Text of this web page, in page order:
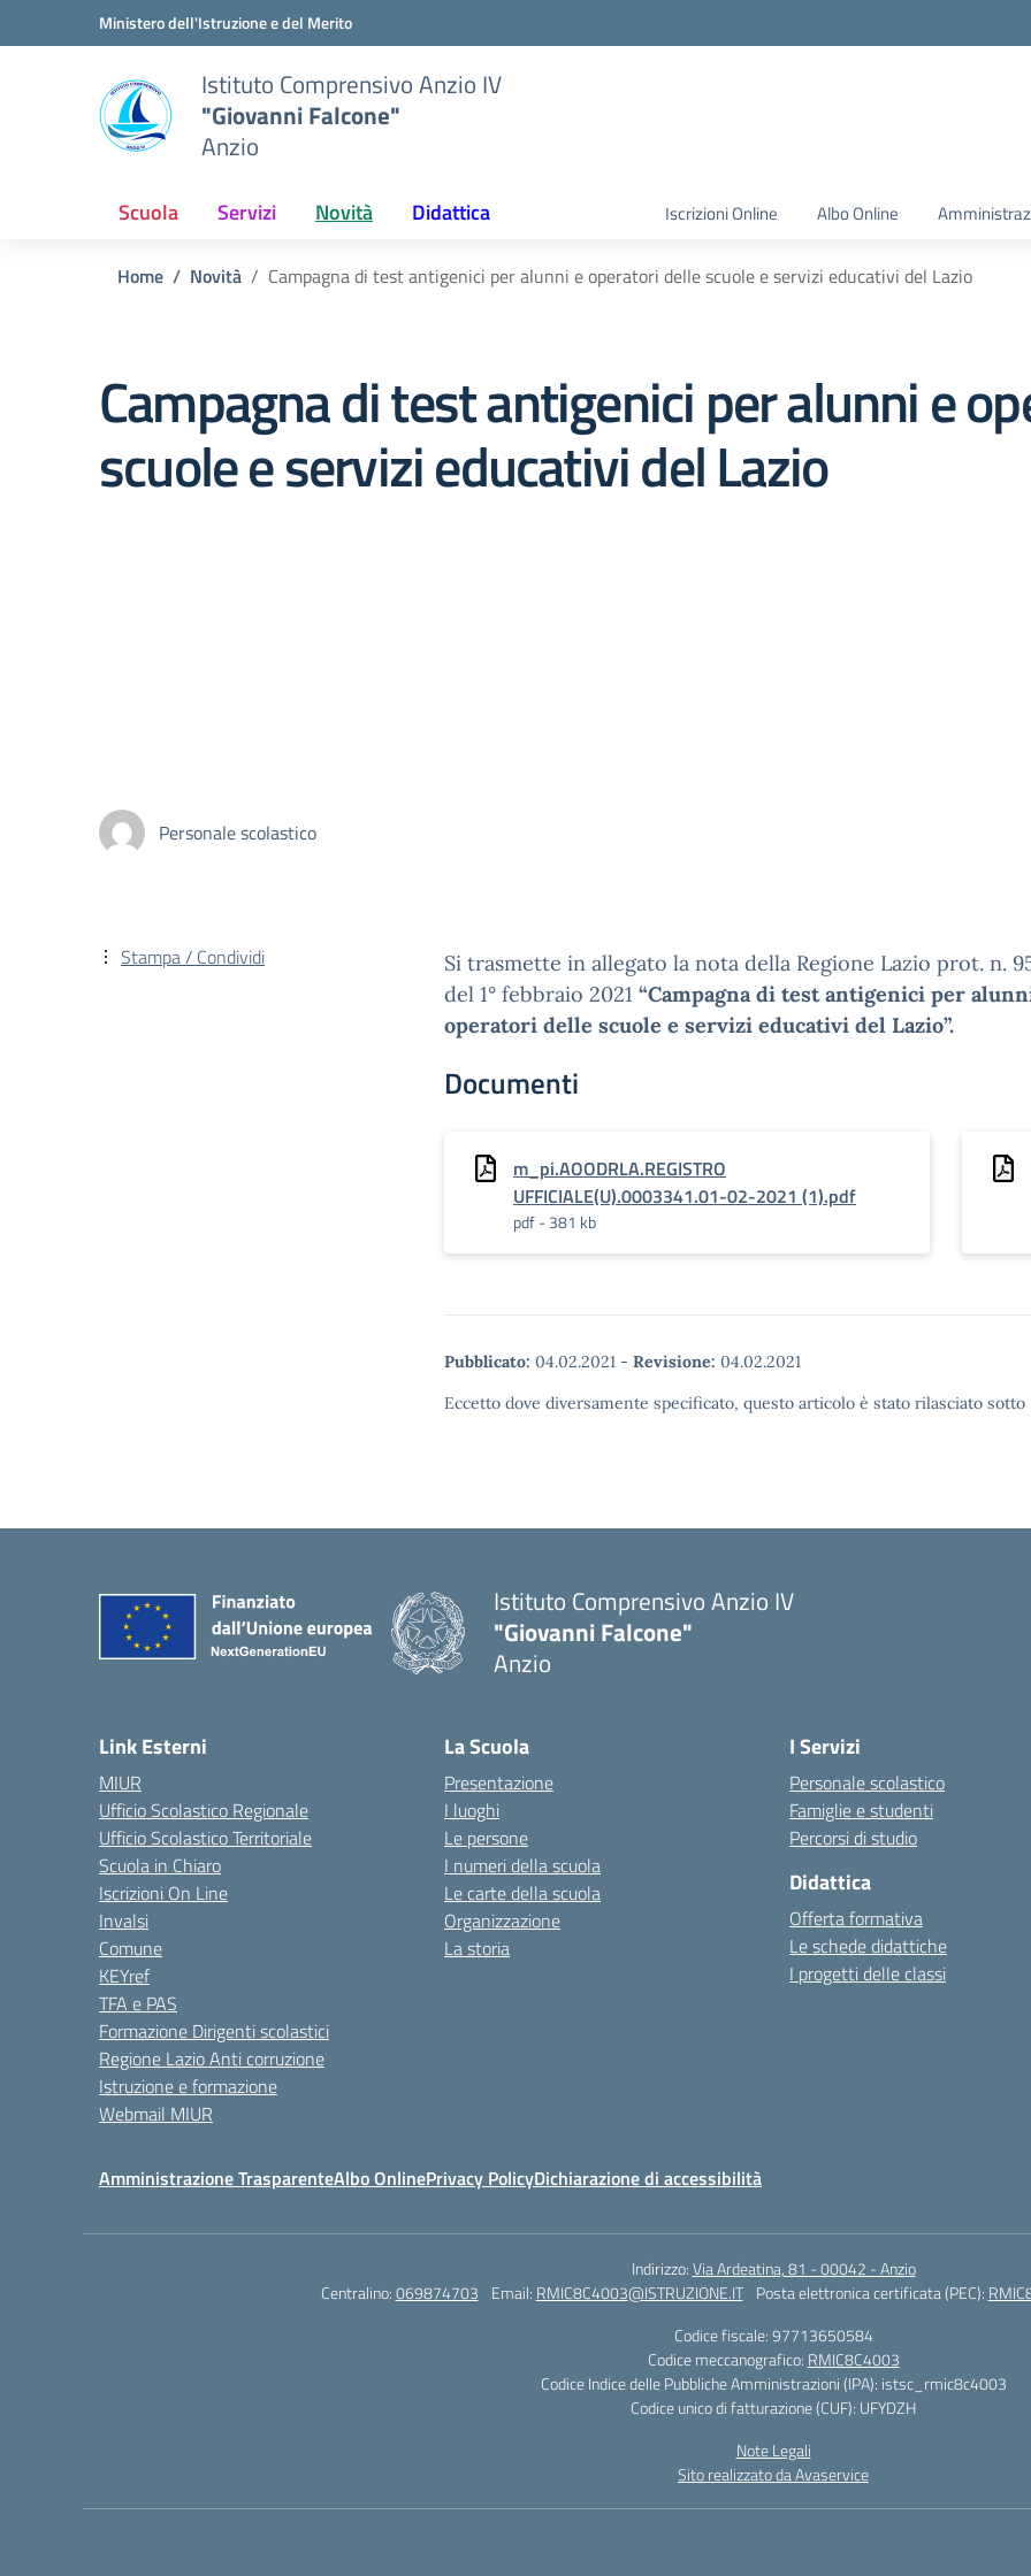
Vai ai contenuti
Vai al menu di navigazioneMinistero dell'Istruzione e del Merito
Istituto Comprensivo Anzio IV
"Giovanni Falcone"
Anzio
Scuola Servizi Novità Didattica Iscrizioni Online Albo Online
Home Novità Campagna di test antigenici per alunni e operatori delle scuole e servizi educativi del Lazio
Campagna di test antigenici per alunni e
scuole e servizi educativi del Lazio
Personale scolastico
Si trasmette in allegato la nota della Regione Lazio prot. n.
del 1° febbraio 2021 “Campagna di test antigenici per
operatori delle scuole e servizi educativi del Lazio”.
Documenti
m_pi.AOODRLA.REGISTRO
UFFICIALE(U).0003341.01-02-2021 (1).pdf
pdf - 381 kb
Pubblicato: 04.02.2021 - Revisione: 04.02.2021
Eccetto dove diversamente specificato, questo articolo è stato rilasciato
Stampa / Condividi
Istituto Comprensivo Anzio IV
"Giovanni Falcone"
Anzio
Link Esterni
MIUR
Ufficio Scolastico Regionale
Ufficio Scolastico Territoriale
Scuola in Chiaro
Iscrizioni On Line
Invalsi
Comune
KEYref
TFA e PAS
Formazione Dirigenti scolastici
Regione Lazio Anti corruzione
Istruzione e formazione
Webmail MIUR
La Scuola
Presentazione
I luoghi
Le persone
I numeri della scuola
Le carte della scuola
Organizzazione
La storia
I Servizi
Personale scolastico
Famiglie e studenti
Percorsi di studio
Didattica
Offerta formativa
Le schede didattiche
I progetti delle classi
Amministrazione TrasparenteAlbo OnlinePrivacy PolicyDichiarazione di accessibilità
Indirizzo:Via Ardeatina, 81 - 00042 - Anzio
Centralino:069874703 Email: RMIC8C4003@ISTRUZIONE.IT Posta elettronica certificata (PEC):
Codice fiscale: 97713650584
Codice meccanografico: RMIC8C4003
Codice Indice delle Pubbliche Amministrazioni (IPA): istsc_rmic8c4003
Codice unico di fatturazione (CUF): UFYDZH
Note Legali
Sito realizzato da Avaservice